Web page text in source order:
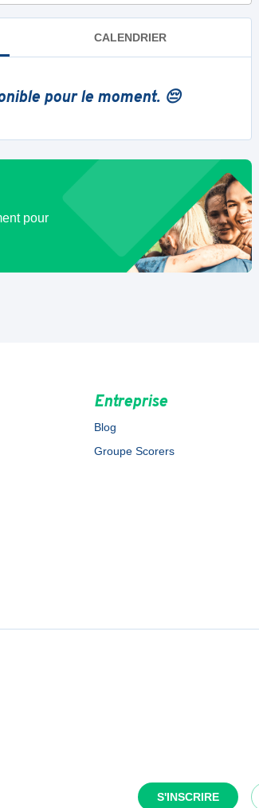
S'INSCRIRE
CALENDRIER
pour le moment. 😔
pour
Entreprise
Blog
Groupe Scorers